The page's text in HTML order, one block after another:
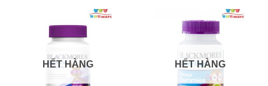
HẾT HÀNG HẾT HÀNG